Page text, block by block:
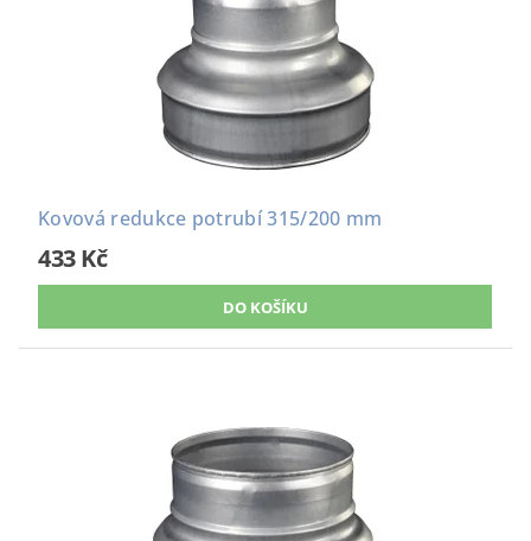
Kovová redukce potrubí 315/200 mm
433 Kč